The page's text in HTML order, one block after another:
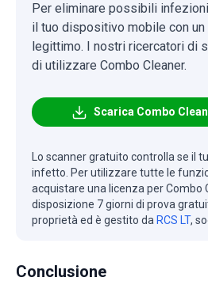
Per eliminare possibili
il tuo dispositivo mobile con
legittimo. I nostri ricercatori di
di utilizzare Combo Cleaner.
Scarica Combo
Lo scanner gratuito controlla se il
infetto. Per utilizzare tutte le
acquistare una licenza per Combo
disposizione 7 giorni di prova
proprietà ed è gestito da RCS LT,
Conclusione